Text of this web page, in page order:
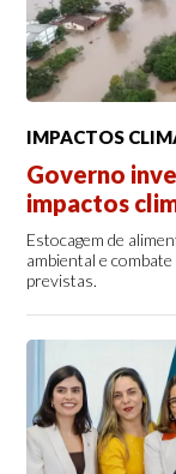
IMPACTOS
Governo
impactos
Estocagem de
ambiental e
previstas.